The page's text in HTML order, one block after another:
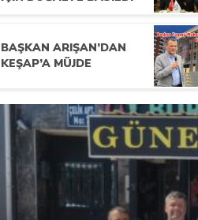
BAŞKAN ARIŞAN’DAN
KEŞAP’A MÜJDE